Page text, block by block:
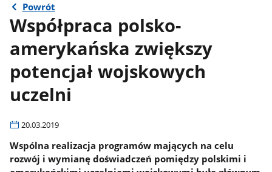
Powrót
Współpraca polsko-
amerykańska zwiększy
potencjał wojskowych
uczelni
20.03.2019
Wspólna realizacja programów mających na celu
rozwój i wymianę doświadczeń pomiędzy polskimi i